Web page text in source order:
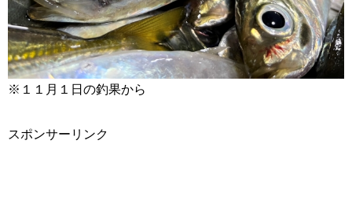
※１１月１日の釣果から
スポンサーリンク